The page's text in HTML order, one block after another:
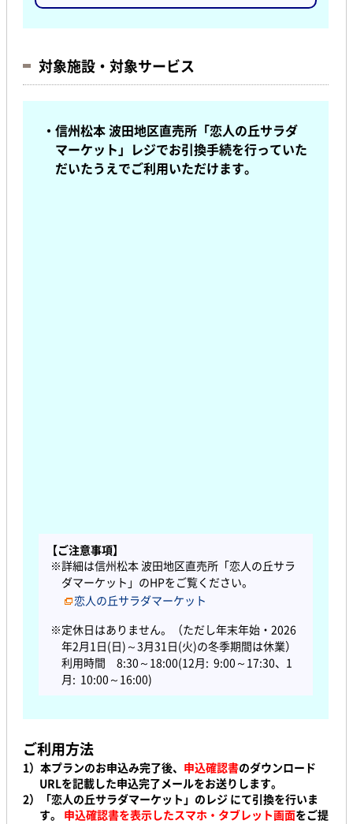
対象施設・対象サービス
・信州松本 波田地区直売所「恋人の丘サラダ
マーケット」レジでお引換手続を行っていた
だいたうえでご利用いただけます。
【ご注意事項】
※詳細は信州松本 波田地区直売所「恋人の丘サラ
ダマーケット」のHPをご覧ください。
恋人の丘サラダマーケット
※定休日はありません。（ただし年末年始・2026
年2月1日(日)～3月31日(火)の冬季期間は休業）
利用時間 8:30～18:00(12月: 9:00～17:30、1
月: 10:00～16:00)
ご利用方法
1）本プランのお申込み完了後、 申込確認書のダウンロード
URLを記載した申込完了メールをお送りします。
2）「恋人の丘サラダマーケット」のレジ にて引換を行いま
す。 申込確認書を表示したスマホ・タブレット画面をご提